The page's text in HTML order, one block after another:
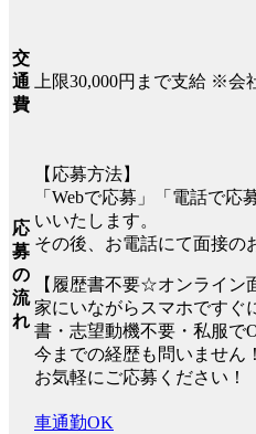
交
通
費
上限30,000円まで支給 ※会
応
募
の
流
れ
【応募方法】
「Webで応募」「電話で
いいたします。
その後、お電話にて面接の
【履歴書不要☆オンライン
家にいながらスマホですぐ
書・志望動機不要・私服で
今までの経歴も問いません！
お気軽にご応募ください！
車通勤OK